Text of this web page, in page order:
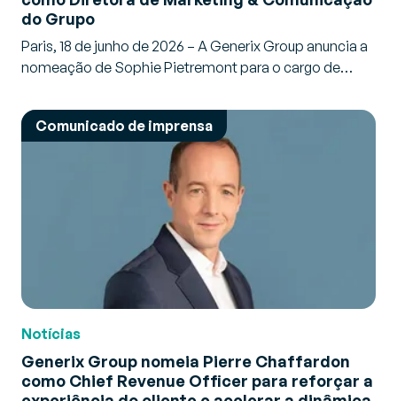
do Grupo
Paris, 18 de junho de 2026 – A Generix Group anuncia a
nomeação de Sophie Pietremont para o cargo de…
Comunicado de imprensa
Notícias
Generix Group nomeia Pierre Chaffardon
como Chief Revenue Officer para reforçar a